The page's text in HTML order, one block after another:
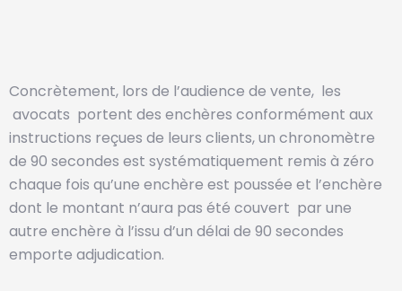
Concrètement, lors de l’audience de vente, les
avocats portent des enchères conformément aux
instructions reçues de leurs clients, un chronomètre
de 90 secondes est systématiquement remis à zéro
chaque fois qu’une enchère est poussée et l’enchère
dont le montant n’aura pas été couvert par une
autre enchère à l’issu d’un délai de 90 secondes
emporte adjudication.